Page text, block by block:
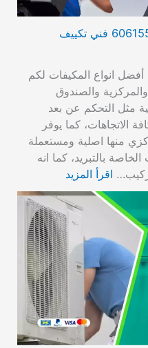
تصليح مكيفات صباح الاحمد 60615556 فني تكييف
انواع المكيفات لكم
والصندوق
مثل التحكم عن بعد
الاتجاهات، كما يوفر
منها اصلية ومستعملة
بالتبريد، كما انه
اقرأ المزيد